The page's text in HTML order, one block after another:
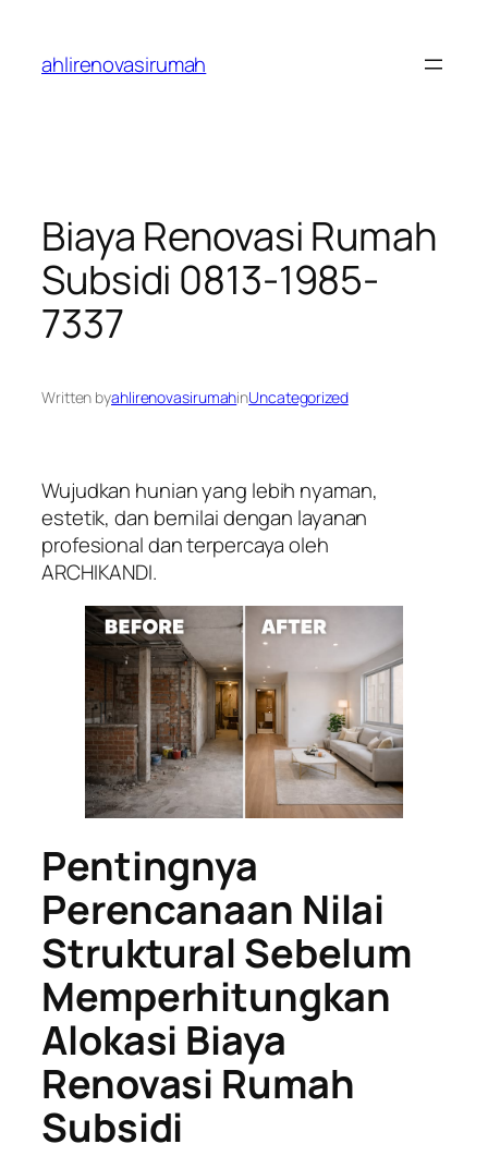
content
ahlirenovasirumah
Biaya Renovasi Rumah
Subsidi 0813-1985-
7337
Written byahlirenovasirumahinUncategorized
Wujudkan hunian yang lebih nyaman,
estetik, dan bernilai dengan layanan
profesional dan terpercaya oleh
ARCHIKANDI.
Pentingnya
Perencanaan Nilai
Struktural Sebelum
Memperhitungkan
Alokasi Biaya
Renovasi Rumah
Subsidi